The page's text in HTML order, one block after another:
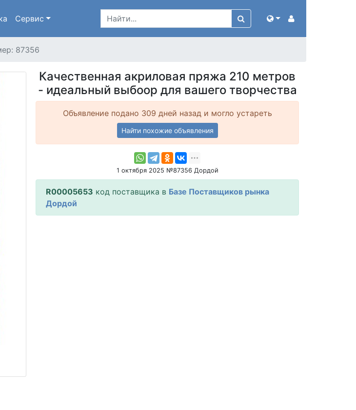
Сервис
87356
Качественная акриловая пряжа 210 метров
- идеальный выбоор для вашего творчества
Объявление подано 309 дней назад и могло устареть
Найти похожие объявления
1 октября 2025 №87356 Дордой
R00005653 код поставщика в Базе Поставщиков рынка
Дордой